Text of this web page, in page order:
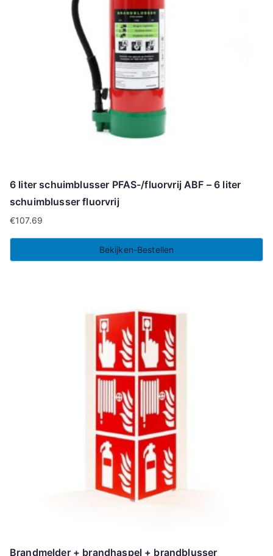
6 liter schuimblusser PFAS-/fluorvrij ABF – 6 liter
schuimblusser fluorvrij
€107.69
Bekijken-Bestellen
Brandmelder + brandhaspel + brandblusser